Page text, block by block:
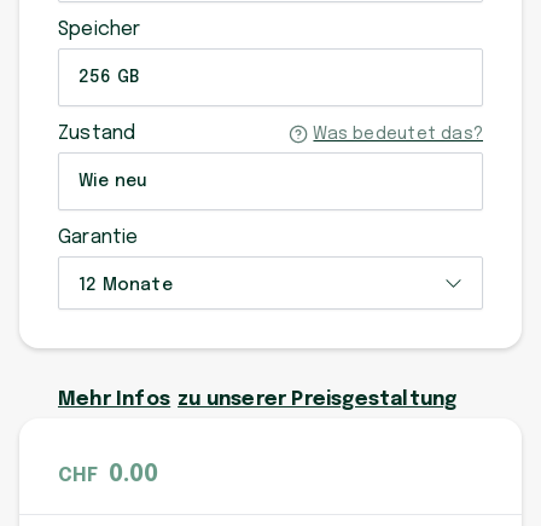
Speicher
256 GB
Zustand Was bedeutet das?
Wie neu
Garantie
12 Monate
Mehr Infos zu unserer Preisgestaltung
CHF 0.00